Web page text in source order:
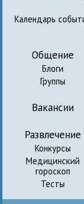
Календарь
Общение
Блоги
Группы
Вакансии
Развлечение
Конкурсы
Медицинский
гороскоп
Тесты